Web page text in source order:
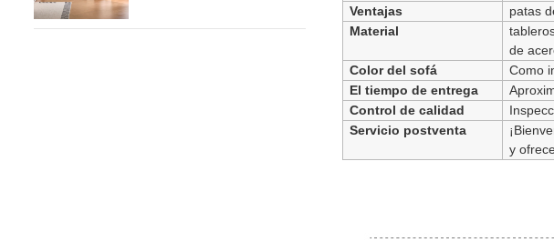
Ventajas
patas
Material
de
Color del sofá
Como
El tiempo de entrega
Control de calidad
Servicio postventa
y